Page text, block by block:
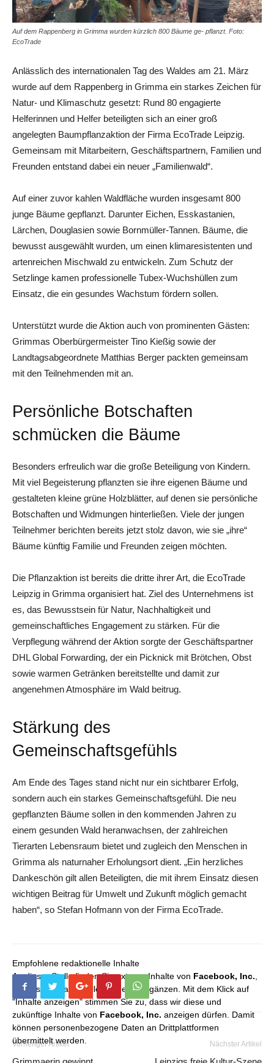
Auf dem Rappenberg in Grimma wurden kürzlich 800 Bäume ge- pflanzt. Foto:
EcoTrade
Anlässlich des internationalen Tag des Waldes am 21. März
wurde auf dem Rappenberg in Grimma ein starkes Zeichen für
Natur- und Klimaschutz gesetzt: Rund 80 engagierte
Helferinnen und Helfer beteiligten sich an einer groß
angelegten Baumpflanzaktion der Firma EcoTrade Leipzig.
Gemeinsam mit Mitarbeitern, Geschäftspartnern, Familien und
Freunden entstand dabei ein neuer „Familienwald“.
Auf einer zuvor kahlen Waldfläche wurden insgesamt 800
junge Bäume gepflanzt. Darunter Eichen, Esskastanien,
Lärchen, Douglasien sowie Bornmüller-Tannen. Bäume, die
bewusst ausgewählt wurden, um einen klimaresistenten und
artenreichen Mischwald zu entwickeln. Zum Schutz der
Setzlinge kamen professionelle Tubex-Wuchshüllen zum
Einsatz, die ein gesundes Wachstum fördern sollen.
Unterstützt wurde die Aktion auch von prominenten Gästen:
Grimmas Oberbürgermeister Tino Kießig sowie der
Landtagsabgeordnete Matthias Berger packten gemeinsam
mit den Teilnehmenden mit an.
Persönliche Botschaften
schmücken die Bäume
Besonders erfreulich war die große Beteiligung von Kindern.
Mit viel Begeisterung pflanzten sie ihre eigenen Bäume und
gestalteten kleine grüne Holzblätter, auf denen sie persönliche
Botschaften und Widmungen hinterließen. Viele der jungen
Teilnehmer berichten bereits jetzt stolz davon, wie sie „ihre“
Bäume künftig Familie und Freunden zeigen möchten.
Die Pflanzaktion ist bereits die dritte ihrer Art, die EcoTrade
Leipzig in Grimma organisiert hat. Ziel des Unternehmens ist
es, das Bewusstsein für Natur, Nachhaltigkeit und
gemeinschaftliches Engagement zu stärken. Für die
Verpflegung während der Aktion sorgte der Geschäftspartner
DHL Global Forwarding, der ein Picknick mit Brötchen, Obst
sowie warmen Getränken bereitstellte und damit zur
angenehmen Atmosphäre im Wald beitrug.
Stärkung des
Gemeinschaftsgefühls
Am Ende des Tages stand nicht nur ein sichtbarer Erfolg,
sondern auch ein starkes Gemeinschaftsgefühl. Die neu
gepflanzten Bäume sollen in den kommenden Jahren zu
einem gesunden Wald heranwachsen, der zahlreichen
Tierarten Lebensraum bietet und zugleich den Menschen in
Grimma als naturnaher Erholungsort dient. „Ein herzliches
Dankeschön gilt allen Beteiligten, die mit ihrem Einsatz diesen
wichtigen Beitrag für Umwelt und Zukunft möglich gemacht
haben“, so Stefan Hofmann von der Firma EcoTrade.
Empfohlene redaktionelle Inhalte
An dieser Stelle finden Sie externe Inhalte von Facebook, Inc.,
die unser redaktionelles Angebot ergänzen. Mit dem Klick auf
"Inhalte anzeigen" stimmen Sie zu, dass wir diese und
zukünftige Inhalte von Facebook, Inc. anzeigen dürfen. Damit
können personenbezogene Daten an Drittplattformen
übermittelt werden.
Vorheriger Artikel Nächster Artikel